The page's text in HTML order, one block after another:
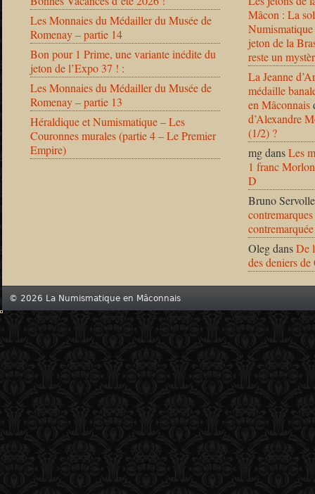
Les Monnaies du Médailler du Musée de
Romenay – partie 14
Bon pour 1 Prime, une variante inédite du
jeton de l’Expo 37 ! :
Les Monnaies du Médailler du Musée de
Romenay – partie 13
Héraldique et Numismatique – Les
Couronnes murales (partie 4 – Le Premier
Empire)
Mâcon : La
jeton de la
reste un
La Jeanne
médaille
en Mâconnais
d’Alexandre
(1/2) ?
mgdansLes
1 franc
D
Bruno Servolle
OlegdansDe
des deniers
© 2026 La Numismatique en Mâconnais